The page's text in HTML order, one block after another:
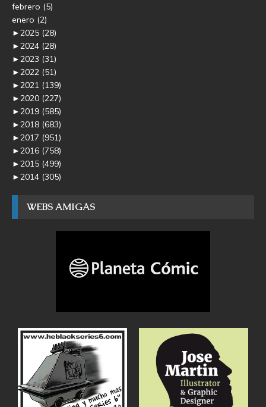
febrero (5)
enero (2)
►2025 (28)
►2024 (28)
►2023 (31)
►2022 (51)
►2021 (139)
►2020 (227)
►2019 (585)
►2018 (683)
►2017 (951)
►2016 (758)
►2015 (499)
►2014 (305)
WEBS AMIGAS